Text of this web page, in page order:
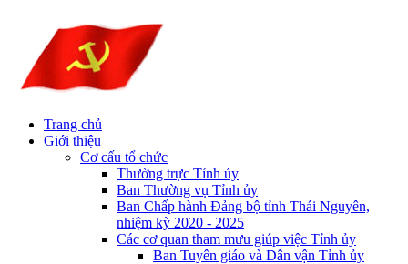
Trang chủ
Giới thiệu
Cơ cấu tổ chức
Thường trực Tỉnh ủy
Ban Thường vụ Tỉnh ủy
Ban Chấp hành Đảng bộ tỉnh Thái Nguyên,
nhiệm kỳ 2020 - 2025
Các cơ quan tham mưu giúp việc Tỉnh ủy
Ban Tuyên giáo và Dân vận Tỉnh ủy